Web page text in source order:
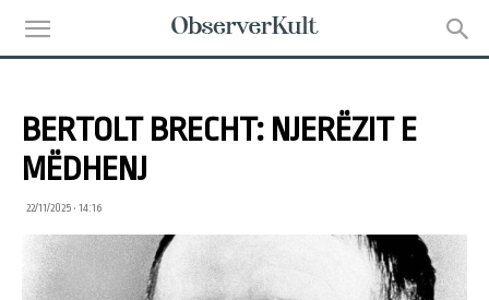
BERTOLT BRECHT: NJERËZIT E
MËDHENJ
22/11/2025 • 14:16